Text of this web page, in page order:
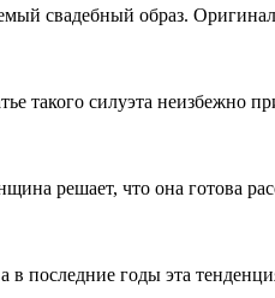
свадебный образ.
такого силуэта неизбежно
решает, что она готова
последние годы эта